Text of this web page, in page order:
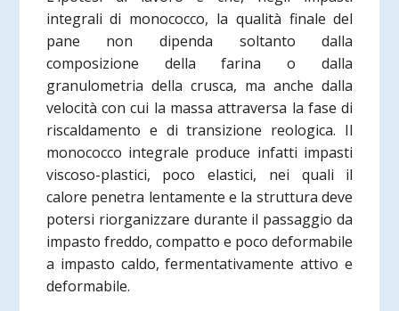
integrali di monococco, la qualità finale del
pane non dipenda soltanto dalla
composizione della farina o dalla
granulometria della crusca, ma anche dalla
velocità con cui la massa attraversa la fase di
riscaldamento e di transizione reologica. Il
monococco integrale produce infatti impasti
viscoso-plastici, poco elastici, nei quali il
calore penetra lentamente e la struttura deve
potersi riorganizzare durante il passaggio da
impasto freddo, compatto e poco deformabile
a impasto caldo, fermentativamente attivo e
deformabile.